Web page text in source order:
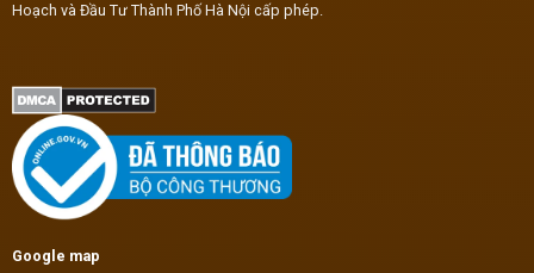
Hoạch và Đầu Tư Thành Phố Hà Nội cấp phép.
Google map